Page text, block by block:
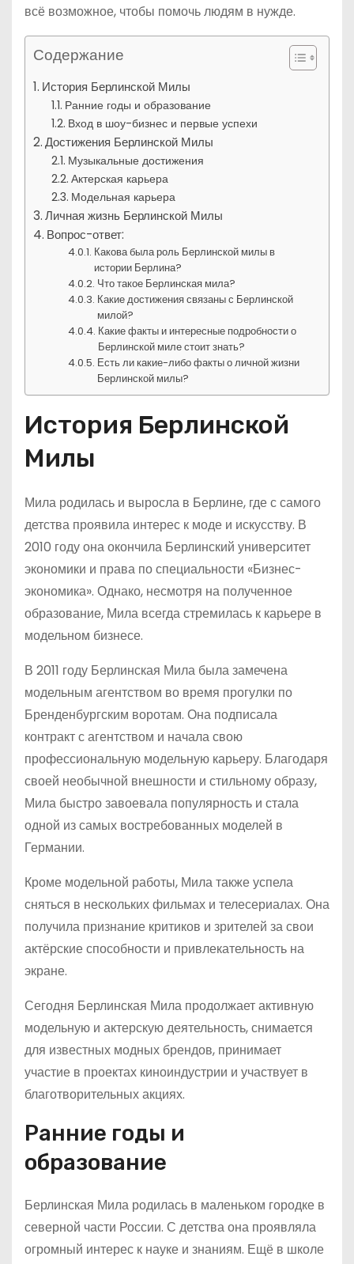
всё возможное, чтобы помочь людям в нужде.
Содержание
История Берлинской Милы
Ранние годы и образование
Вход в шоу-бизнес и первые успехи
Достижения Берлинской Милы
Музыкальные достижения
Актерская карьера
Модельная карьера
Личная жизнь Берлинской Милы
Вопрос-ответ:
Какова была роль Берлинской милы в
истории Берлина?
Что такое Берлинская мила?
Какие достижения связаны с Берлинской
милой?
Какие факты и интересные подробности о
Берлинской миле стоит знать?
Есть ли какие-либо факты о личной жизни
Берлинской милы?
История Берлинской
Милы
Мила родилась и выросла в Берлине, где с самого
детства проявила интерес к моде и искусству. В
2010 году она окончила Берлинский университет
экономики и права по специальности «Бизнес-
экономика». Однако, несмотря на полученное
образование, Мила всегда стремилась к карьере в
модельном бизнесе.
В 2011 году Берлинская Мила была замечена
модельным агентством во время прогулки по
Бренденбургским воротам. Она подписала
контракт с агентством и начала свою
профессиональную модельную карьеру. Благодаря
своей необычной внешности и стильному образу,
Мила быстро завоевала популярность и стала
одной из самых востребованных моделей в
Германии.
Кроме модельной работы, Мила также успела
сняться в нескольких фильмах и телесериалах. Она
получила признание критиков и зрителей за свои
актёрские способности и привлекательность на
экране.
Сегодня Берлинская Мила продолжает активную
модельную и актерскую деятельность, снимается
для известных модных брендов, принимает
участие в проектах киноиндустрии и участвует в
благотворительных акциях.
Ранние годы и
образование
Берлинская Мила родилась в маленьком городке в
северной части России. С детства она проявляла
огромный интерес к науке и знаниям. Ещё в школе